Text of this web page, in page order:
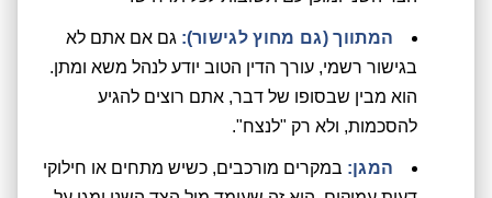
המתווך (גם מחוץ לגישור): גם אם אתם לא
בגישור רשמי, עורך הדין הטוב יודע לנהל משא ומתן.
הוא מבין שבסופו של דבר, אתם רוצים להגיע
להסכמות, ולא רק "לנצח".
המגן: במקרים מורכבים, כשיש מתחים או חילוקי